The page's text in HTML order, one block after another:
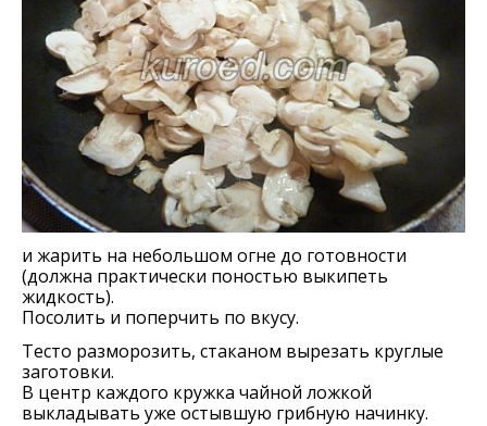
и жарить на небольшом огне до готовности
(должна практически поностью выкипеть
жидкость).
Посолить и поперчить по вкусу.
Тесто разморозить, стаканом вырезать круглые
заготовки.
В центр каждого кружка чайной ложкой
выкладывать уже остывшую грибную начинку.